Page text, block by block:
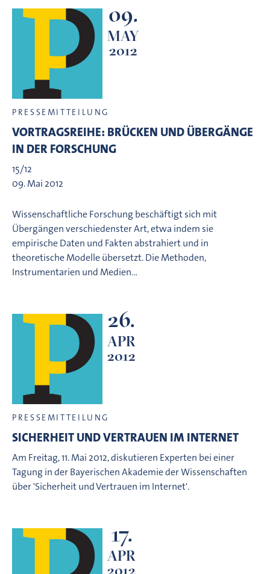
09.
MAY
2012
PRESSEMITTEILUNG
VORTRAGSREIHE: BRÜCKEN UND ÜBERGÄNGE
IN DER FORSCHUNG
15/12
09. Mai 2012
Wissenschaftliche Forschung beschäftigt sich mit
Übergängen verschiedenster Art, etwa indem sie
empirische Daten und Fakten abstrahiert und in
theoretische Modelle übersetzt. Die Methoden,
Instrumentarien und Medien…
26.
APR
2012
PRESSEMITTEILUNG
SICHERHEIT UND VERTRAUEN IM INTERNET
Am Freitag, 11. Mai 2012, diskutieren Experten bei einer
Tagung in der Bayerischen Akademie der Wissenschaften
über 'Sicherheit und Vertrauen im Internet'.
17.
APR
2012